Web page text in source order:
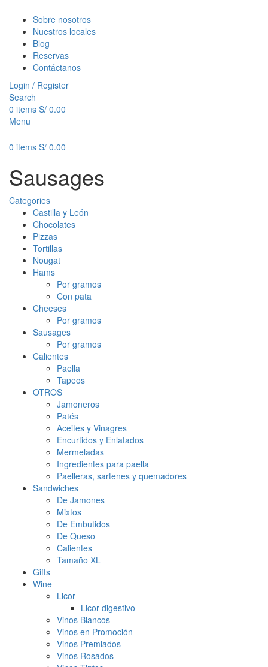
Sobre nosotros
Nuestros locales
Blog
Reservas
Contáctanos
Login / Register
Search
0 items S/ 0.00
Menu
0 items S/ 0.00
Sausages
Categories
Castilla y León
Chocolates
Pizzas
Tortillas
Nougat
Hams
Por gramos
Con pata
Cheeses
Por gramos
Sausages
Por gramos
Calientes
Paella
Tapeos
OTROS
Jamoneros
Patés
Aceites y Vinagres
Encurtidos y Enlatados
Mermeladas
Ingredientes para paella
Paelleras, sartenes y quemadores
Sandwiches
De Jamones
Mixtos
De Embutidos
De Queso
Calientes
Tamaño XL
Gifts
Wine
Licor
Licor digestivo
Vinos Blancos
Vinos en Promoción
Vinos Premiados
Vinos Rosados